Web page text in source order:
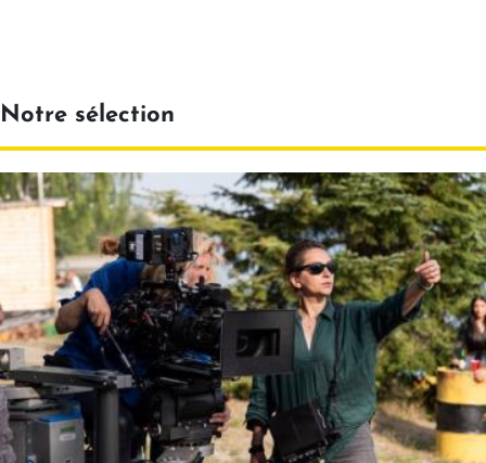
Notre sélection